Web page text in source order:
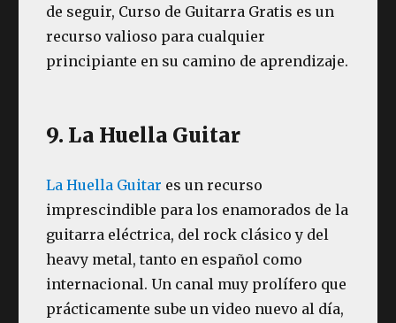
de seguir, Curso de Guitarra Gratis es un
recurso valioso para cualquier
principiante en su camino de aprendizaje.
9. La Huella Guitar
La Huella Guitar es un recurso
imprescindible para los enamorados de la
guitarra eléctrica, del rock clásico y del
heavy metal, tanto en español como
internacional. Un canal muy prolífero que
prácticamente sube un video nuevo al día,